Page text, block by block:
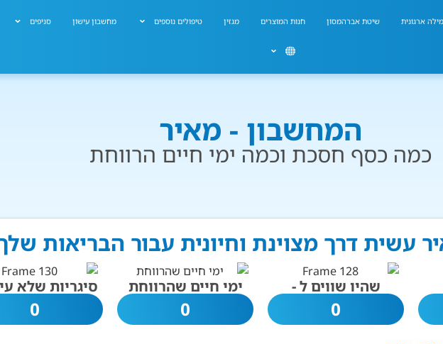
ארגונית שיטת אברהמסון חנות המוצרים מגזין טיפולים נוספים מחשבון עישון סניפים
המחשבון - מאיר
כמה כסף חסכת וכמה ימי חיים הרווחת
עשית דרך מצוינת וחיונית עבור הבריאות
שהיו שווים ל -
0
ימי חיים שהרווחת
0
סיגריות שלא
0